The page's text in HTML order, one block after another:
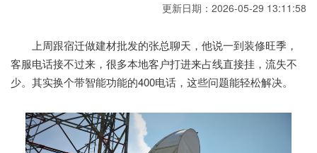
更新日期：2026-05-29 13:11:58
上周跟宿迁做建材批发的张总聊天，他说一到装修旺季，
客服电话接不过来，很多本地客户打进来占线直接挂，流失不
少。其实换个带智能功能的400电话，这些问题能轻松解决。